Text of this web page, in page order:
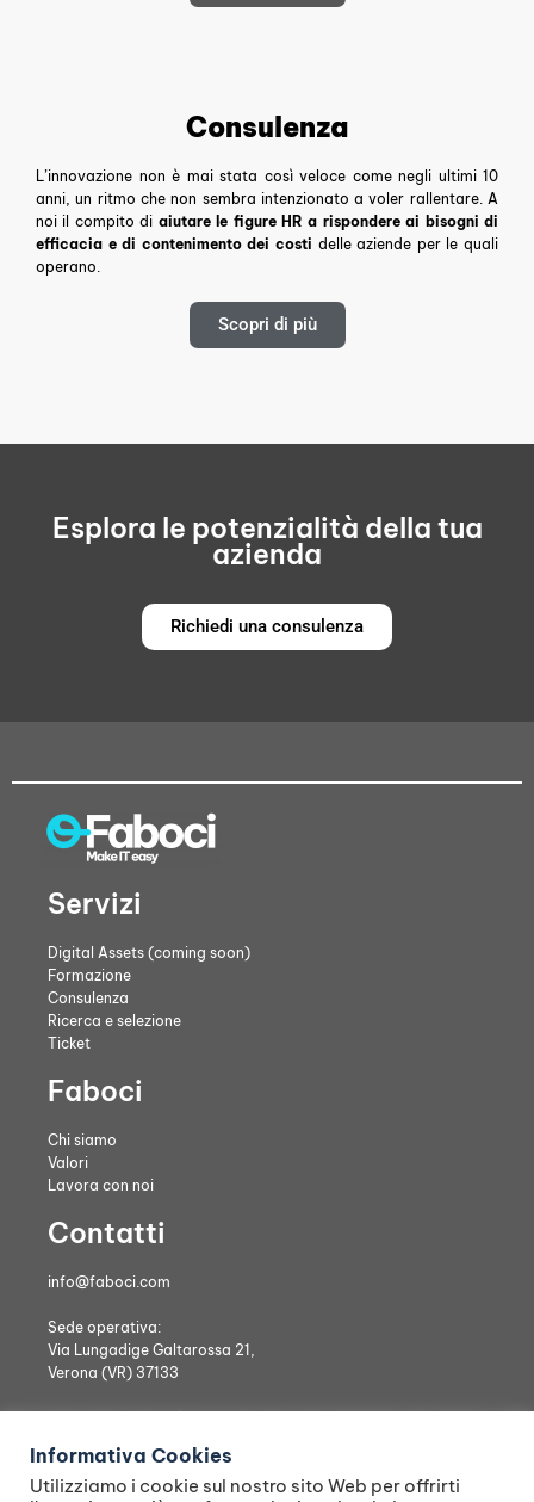
Consulenza
L’innovazione non è mai stata così veloce come negli ultimi 10
anni, un ritmo che non sembra intenzionato a voler rallentare. A
noi il compito di aiutare le figure HR a rispondere ai bisogni di
efficacia e di contenimento dei costi delle aziende per le quali
operano.
Scopri di più
Esplora le potenzialità della tua
azienda
Richiedi una consulenza
Servizi
Digital Assets (coming soon)
Formazione
Consulenza
Ricerca e selezione
Ticket
Faboci
Chi siamo
Valori
Lavora con noi
Contatti
info@faboci.com
Sede operativa:
Via Lungadige Galtarossa 21,
Verona (VR) 37133
Cap. Soc. € 25.000 i.v. | REA VR-469742
Informativa Cookies
Utilizziamo i cookie sul nostro sito Web per offrirti